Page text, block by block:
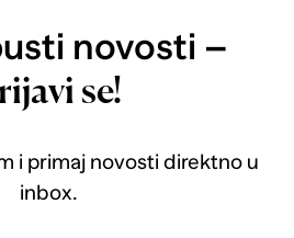
novosti –
se!
i primaj novosti direktno u
inbox.